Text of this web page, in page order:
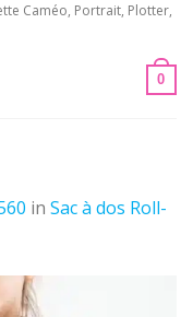
Caméo, Portrait, Plotter,
0
in Sac à dos Roll-